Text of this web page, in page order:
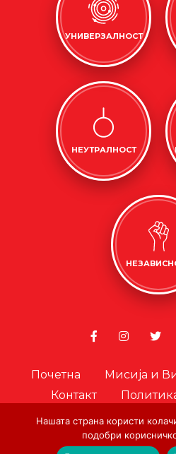
УНИВЕРЗАЛНОСТ
НЕУТРАЛНОСТ
Почетна Мисија и
Контакт
Политика за
Офицер за
Нашата страна користи
подобри